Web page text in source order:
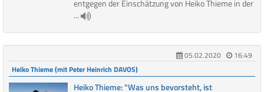
entgegen der Einschätzung von Heiko Thieme in der
...
05.02.2020
16:49
Heiko Thieme (mit Peter Heinrich DAVOS)
Heiko Thieme: "Was uns bevorsteht, ist